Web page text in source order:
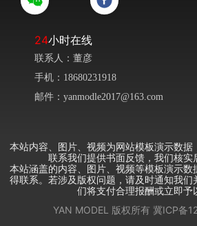
24小时在线
联系人：董彦
手机：18680231918
邮件：yanmodle2017@163.com
本站内容、图片、视频为网站模板演示数
联系我们提供书面反馈，我们核实
本站涵盖的内容、图片、视频等模板演示数
得联系。若涉及版权问题，请及时通知我
们将支付合理报酬或立即予
YAN MODEL 版权所有 冀ICP备